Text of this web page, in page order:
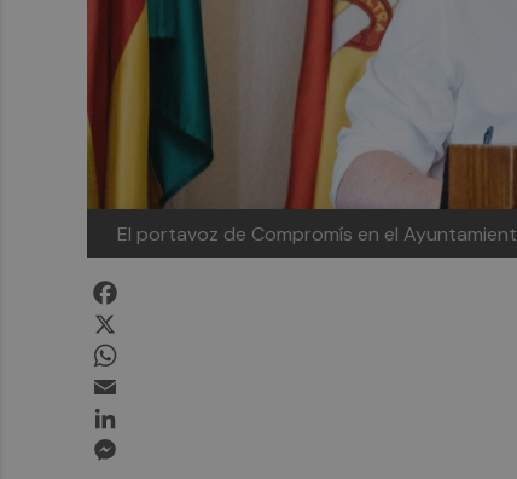
El portavoz de Compromís en el